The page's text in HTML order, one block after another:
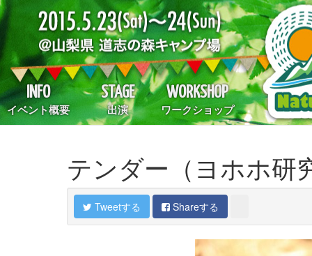
INFO
イベント概要
STAGE
出演
WORKSHOP
ワークショップ
テンダー（ヨホホ研
Tweetする Shareする